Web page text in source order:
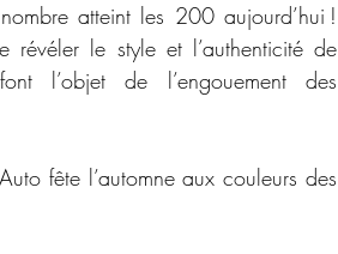
atteint les 200 aujourd’hui !
révéler le style et l’authenticité de
l’objet de l’engouement des
fête l’automne aux couleurs des